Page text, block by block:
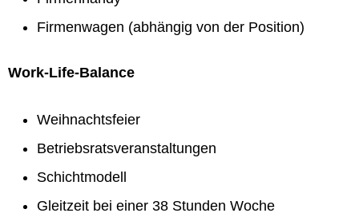
Firmenwagen (abhängig von der Position)
Work-Life-Balance
Weihnachtsfeier
Betriebsratsveranstaltungen
Schichtmodell
Gleitzeit bei einer 38 Stunden Woche